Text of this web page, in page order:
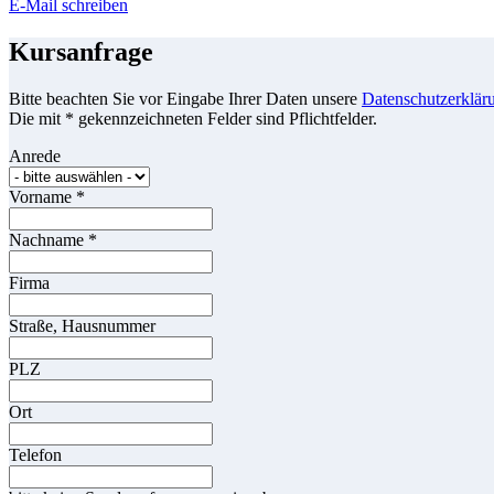
E-Mail schreiben
Kursanfrage
Bitte beachten Sie vor Eingabe Ihrer Daten unsere
Die mit * gekennzeichneten Felder sind Pflichtfelder.
Anrede
Vorname *
Nachname *
Firma
Straße, Hausnummer
PLZ
Ort
Telefon